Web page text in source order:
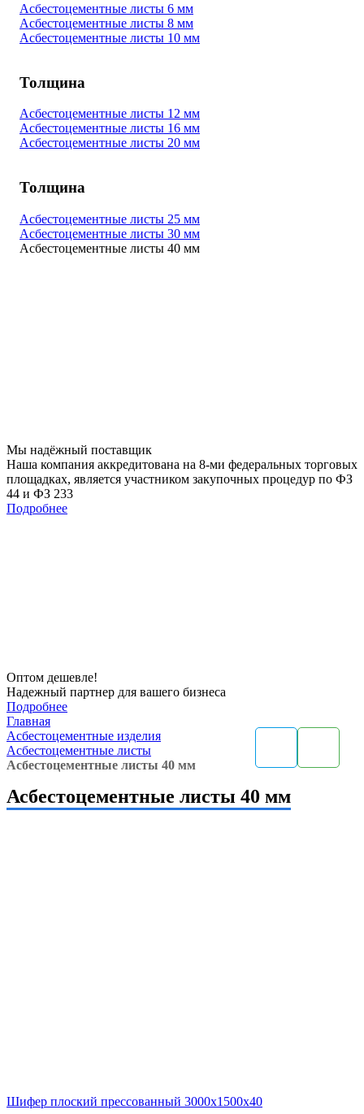
Асбестоцементные листы 6 мм
Асбестоцементные листы 8 мм
Асбестоцементные листы 10 мм
Толщина
Асбестоцементные листы 12 мм
Асбестоцементные листы 16 мм
Асбестоцементные листы 20 мм
Толщина
Асбестоцементные листы 25 мм
Асбестоцементные листы 30 мм
Асбестоцементные листы 40 мм
Мы надёжный поставщик
Наша компания аккредитована на 8-ми федеральных торговых
площадках, является участником закупочных процедур по ФЗ
44 и ФЗ 233
Подробнее
Оптом дешевле!
Надежный партнер для вашего бизнеса
Подробнее
Главная
Асбестоцементные изделия
Асбестоцементные листы
Асбестоцементные листы 40 мм
Асбестоцементные листы 40 мм
Шифер плоский прессованный 3000x1500x40